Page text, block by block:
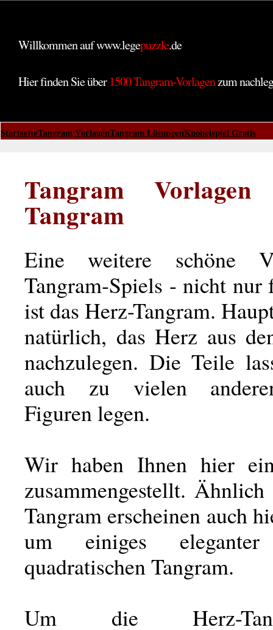
Willkommen auf www.legepuzzle.de
Hier finden Sie über1500 Tangram-Vorlagenzum
StartseiteTangram VorlagenTangram LösungenKnobelspiel Gratis
Tangram
Tangram
Eine weitere schöne
Tangram-Spiels - nicht
ist das Herz-Tangram.
natürlich, das Herz aus
nachzulegen. Die Teile
auch zu vielen
Figuren legen.
Wir haben Ihnen hier
zusammengestellt.
Tangram erscheinen auch
um einiges
quadratischen Tangram.
Um die Herz-